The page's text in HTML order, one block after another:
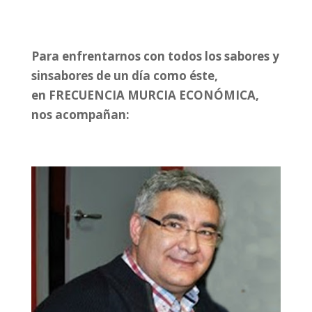
Para enfrentarnos con todos los sabores y
sinsabores de un día como éste,
en FRECUENCIA MURCIA ECONÓMICA,
nos acompañan: